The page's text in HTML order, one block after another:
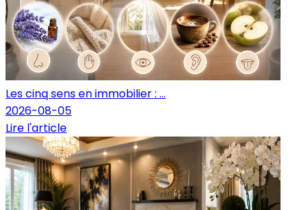
Les cinq sens en immobilier : ...
2026-08-05
Lire l'article